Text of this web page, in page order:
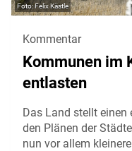
Felix Kästle
Kommentar
Kommunen im
entlasten
Das Land stellt einen
den Plänen der
nun vor allem